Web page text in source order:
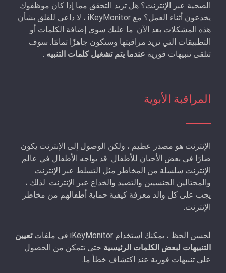
الصحية عبر الإنترنت؟ هل تريد التحقق مما إذا كان موظفوك
يخدعون أثناء العمل؟ مع iKeyMonitor ، لا داعي للقلق بشأن
هذه المشكلات بعد الآن. ما عليك سوى إضافة الكلمات أو
التطبيقات التي تريد مراقبتها وستكون جاهزًا تمامًا. سوف
تتلقى تنبيهات فورية عندما يتم تشغيل كلمات التنبيه .
المراقبة الأبوية
الإنترنت هو مصدر عظيم ، ولكن الوصول إلى الإنترنت يكون
ضارًا في بعض الأحيان للأطفال. قد يواجه الأطفال في عالم
الإنترنت سلسلة من المخاطر مثل التسلط عبر الإنترنت
والمحتالين الجنسيين والتصيد والخداع عبر الإنترنت. لذلك ،
يجب على كل والد معرفة كيفية حماية أطفالهم من مخاطر
الإنترنت.
لحسن الحظ ، يمكنك استخدام iKeyMonitor في ملفات
تعيين
التنبيهات لبعض الكلمات الرئيسية حتى تتمكن من الحصول
على تنبيهات فورية عند اكتشاف خطأ ما.